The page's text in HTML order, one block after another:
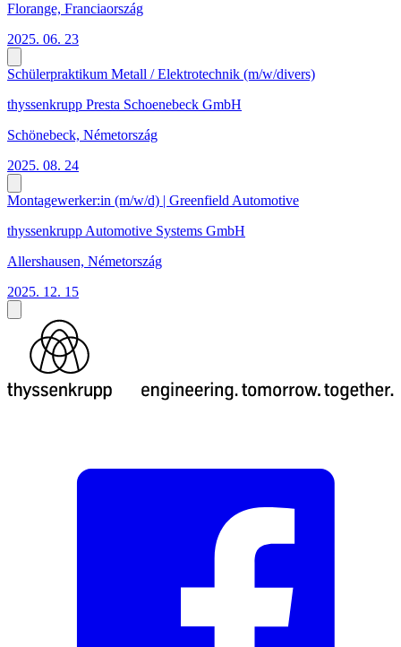
Florange, Franciaország
2025. 06. 23
Schülerpraktikum Metall / Elektrotechnik (m/w/divers)
thyssenkrupp Presta Schoenebeck GmbH
Schönebeck, Németország
2025. 08. 24
Montagewerker:in (m/w/d) | Greenfield Automotive
thyssenkrupp Automotive Systems GmbH
Allershausen, Németország
2025. 12. 15